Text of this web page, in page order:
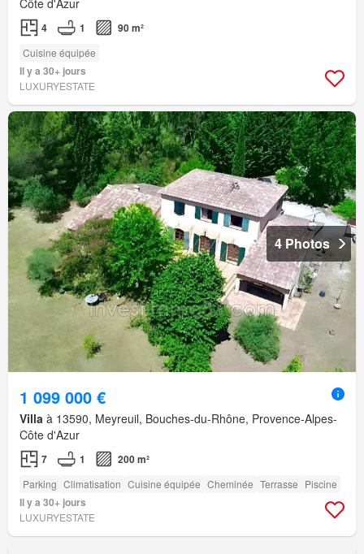
4 1 90 m²
Cuisine équipée
Il y a 30+ jours
LUXURYESTATE
4 Photos
1 099 000 €
Villa à 13590, Meyreuil, Bouches-du-Rhône, Provence-Alpes-
Côte d'Azur
7 1 200 m²
Parking Climatisation Cuisine équipée Cheminée Terrasse Piscine
Il y a 30+ jours
LUXURYESTATE